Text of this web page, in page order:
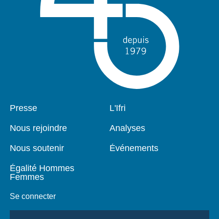
Pied
Presse
Nous rejoindre
Nous soutenir
Égalité Hommes
Femmes
Se connecter
Navigation
L'Ifri
Analyses
Événements